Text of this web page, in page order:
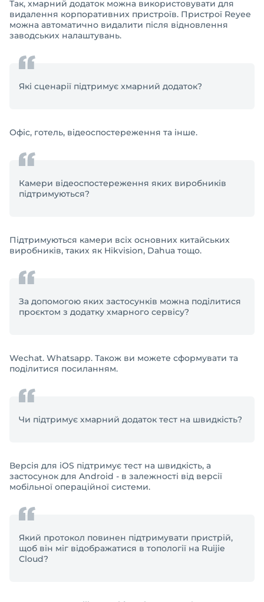
Так, хмарний додаток можна використовувати для
видалення корпоративних пристроїв. Пристрої Reyee
можна автоматично видалити після відновлення
заводських налаштувань.
Які сценарії підтримує хмарний додаток?
Офіс, готель, відеоспостереження та інше.
Камери відеоспостереження яких виробників
підтримуються?
Підтримуються камери всіх основних китайських
виробників, таких як Hikvision, Dahua тощо.
За допомогою яких застосунків можна поділитися
проєктом з додатку хмарного сервісу?
Wechat. Whatsapp. Також ви можете сформувати та
поділитися посиланням.
Чи підтримує хмарний додаток тест на швидкість?
Версія для iOS підтримує тест на швидкість, а
застосунок для Android - в залежності від версії
мобільної операційної системи.
Який протокол повинен підтримувати пристрій,
щоб він міг відображатися в топології на Ruijie
Cloud?